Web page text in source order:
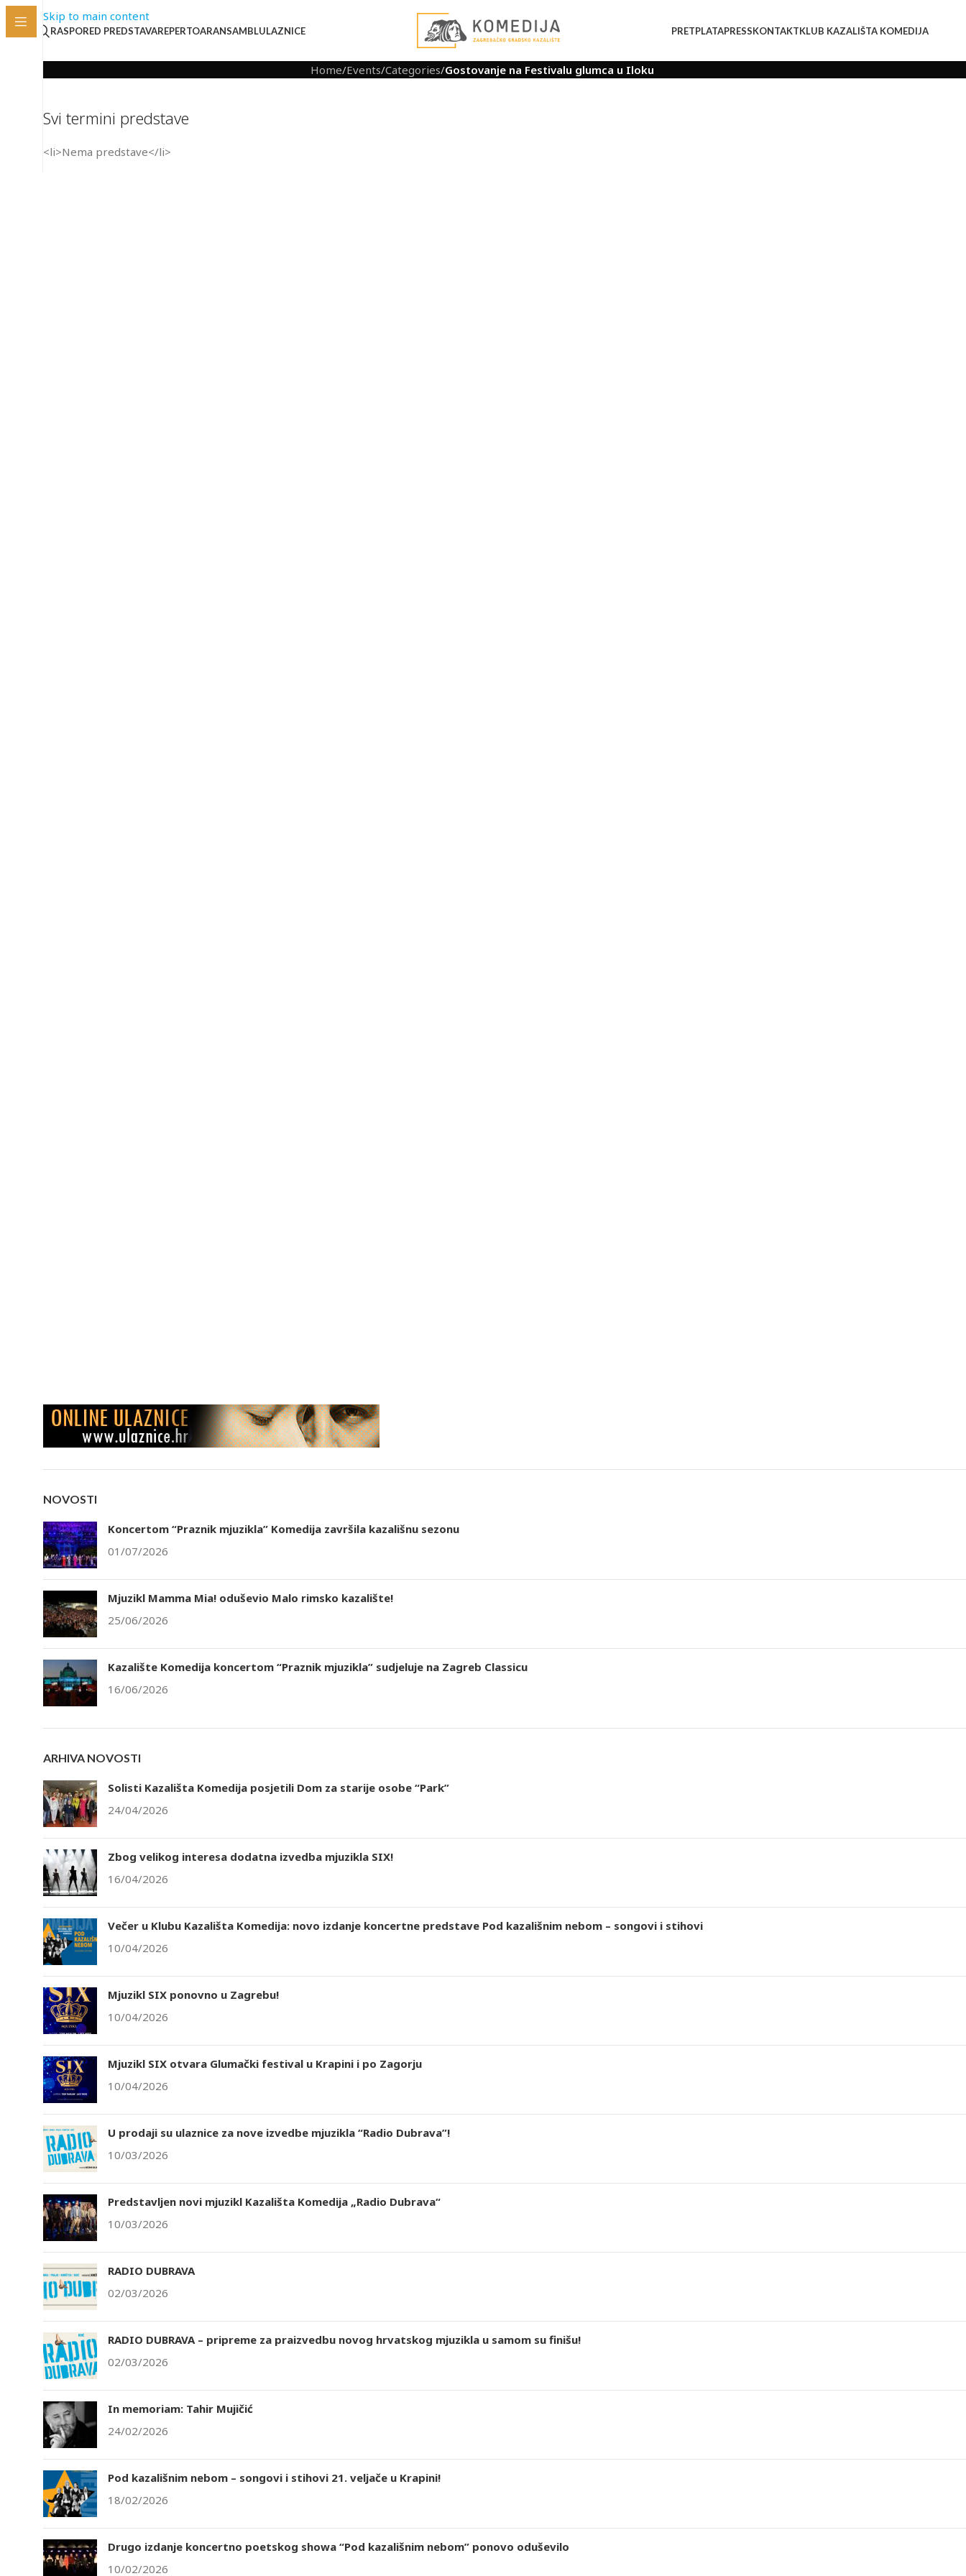
Skip to main content
RASPORED PREDSTAVAREPERTOARANSAMBLULAZNICE PRETPLATAPRESSKONTAKTKLUB KAZALIŠTA KOMEDIJA
Home/Events/Categories/Gostovanje na Festivalu glumca u Iloku
Svi termini predstave
<li>Nema predstave</li>
NOVOSTI
Koncertom “Praznik mjuzikla” Komedija završila kazališnu sezonu
01/07/2026
Mjuzikl Mamma Mia! oduševio Malo rimsko kazalište!
25/06/2026
Kazalište Komedija koncertom “Praznik mjuzikla” sudjeluje na Zagreb Classicu
16/06/2026
ARHIVA NOVOSTI
Solisti Kazališta Komedija posjetili Dom za starije osobe “Park”
24/04/2026
Zbog velikog interesa dodatna izvedba mjuzikla SIX!
16/04/2026
Večer u Klubu Kazališta Komedija: novo izdanje koncertne predstave Pod kazališnim nebom – songovi i stihovi
10/04/2026
Mjuzikl SIX ponovno u Zagrebu!
10/04/2026
Mjuzikl SIX otvara Glumački festival u Krapini i po Zagorju
10/04/2026
U prodaji su ulaznice za nove izvedbe mjuzikla “Radio Dubrava”!
10/03/2026
Predstavljen novi mjuzikl Kazališta Komedija „Radio Dubrava“
10/03/2026
RADIO DUBRAVA
02/03/2026
RADIO DUBRAVA – pripreme za praizvedbu novog hrvatskog mjuzikla u samom su finišu!
02/03/2026
In memoriam: Tahir Mujičić
24/02/2026
Pod kazališnim nebom – songovi i stihovi 21. veljače u Krapini!
18/02/2026
Drugo izdanje koncertno poetskog showa “Pod kazališnim nebom” ponovo oduševilo
10/02/2026